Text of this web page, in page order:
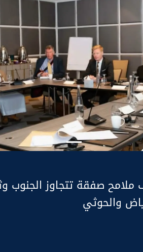
صفقة تتجاوز الجنوب
والحوثي
حضرموت
النفطية